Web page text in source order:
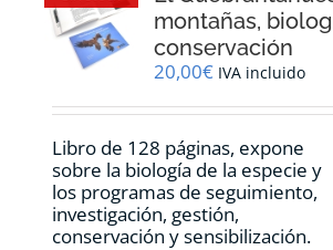
montañas,
conservación
20,00€ IVA incluido
Libro de 128 páginas, expone
sobre la biología de la especie y
los programas de seguimiento,
investigación, gestión,
conservación y sensibilización.